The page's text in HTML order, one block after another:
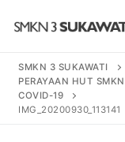
SMKN 3 SUKAWATI
PERAYAAN HUT
COVID-19
IMG_20200930_113141